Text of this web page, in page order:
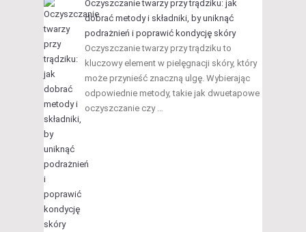
Oczyszczanie twarzy przy trądziku: jak
dobrać metody i składniki, by uniknąć
podrażnień i poprawić kondycję skóry
Oczyszczanie twarzy przy trądziku to
kluczowy element w pielęgnacji skóry, który
może przynieść znaczną ulgę. Wybierając
odpowiednie metody, takie jak dwuetapowe
oczyszczanie czy …